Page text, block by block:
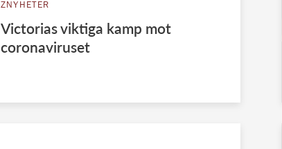
ZNYHETER
Victorias viktiga kamp mot
coronaviruset